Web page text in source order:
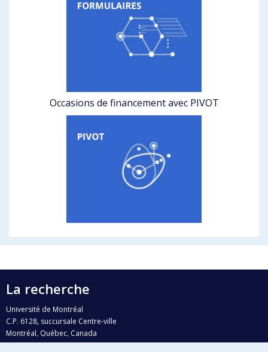
Occasions de financement avec PIVOT
La recherche
Université de Montréal
C.P. 6128, succursale Centre-ville
Montréal, Québec, Canada
H3C 3J7